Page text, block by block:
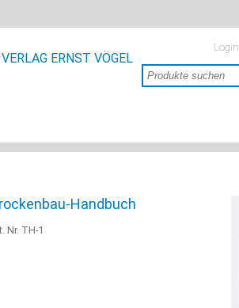
Login
Handbuch
Nr. TH-1